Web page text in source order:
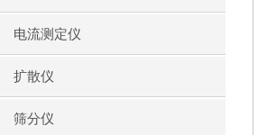
电流测定仪
扩散仪
筛分仪